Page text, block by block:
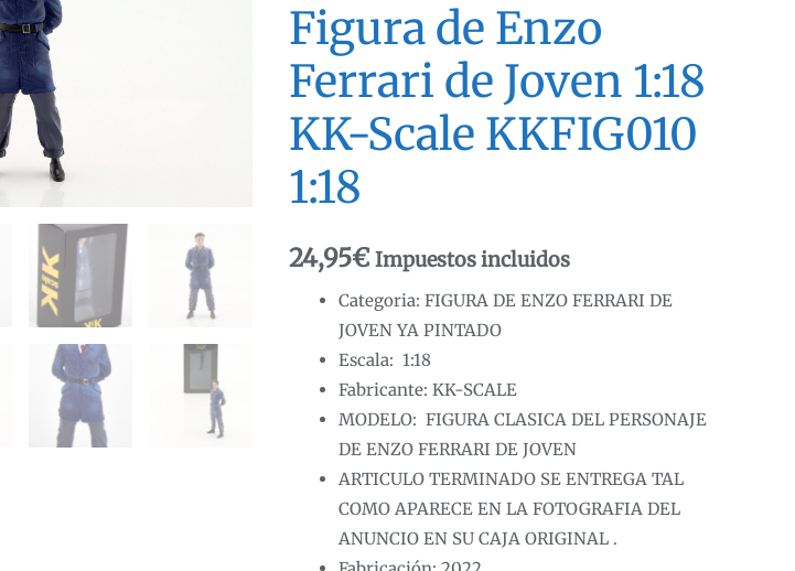
Figura de Enzo
Ferrari de Joven 1:18
KK-Scale KKFIG010
1:18
24,95€ Impuestos incluidos
Categoria: FIGURA DE ENZO FERRARI DE
JOVEN YA PINTADO
Escala: 1:18
Fabricante: KK-SCALE
MODELO: FIGURA CLASICA DEL PERSONAJE
DE ENZO FERRARI DE JOVEN
ARTICULO TERMINADO SE ENTREGA TAL
COMO APARECE EN LA FOTOGRAFIA DEL
ANUNCIO EN SU CAJA ORIGINAL .